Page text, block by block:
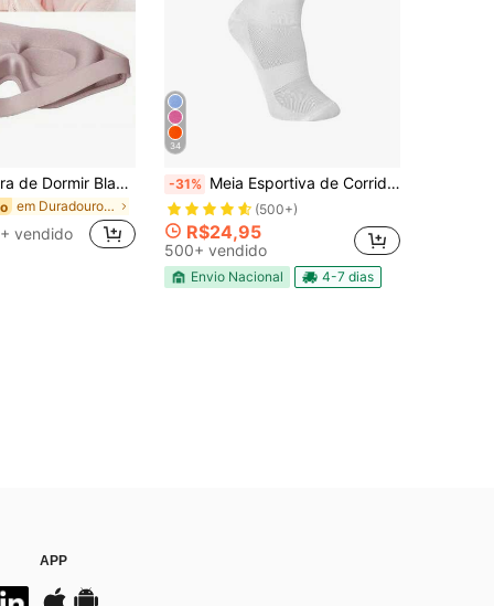
1 Peça Máscara de Dormir Blackout 3D Super Macia, Cobertura Ocular Respirável e Confortável para Todos os Tipos de Pele, para Homens, Mulheres e Estudantes, Voos Longos, Viagens de Negócios, Férias, Soneca, Sono Profundo, com Tampões de Ouvido, Presente de Halloween e Natal, Essenciais para Volta às Aulas,
em Duradouro Máscara para os olhos
vendido
34
-31% Meia Esportiva de Corrida em Poliamida Adulto Punho 3d Respirável Conforto Térmico Alta Performance Spinning Ciclismo
(500+)
R$24,95
500+ vendido
Envio Nacional 4-7 dias
APP